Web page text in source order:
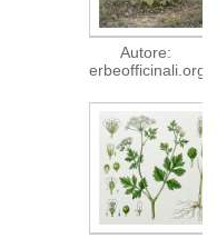
Autore:
erbeofficinali.org